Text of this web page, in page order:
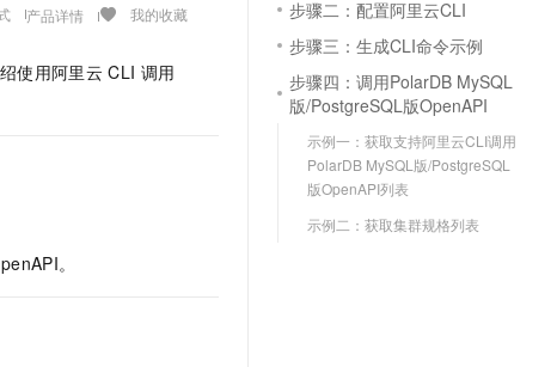
产品详情 我的收藏
使用阿里云 CLI 调用
。
步骤二：配置阿里云CLI
步骤三：生成CLI命令示例
步骤四：调用PolarDB MySQL
版/PostgreSQL版OpenAPI
示例一：获取支持阿里云CLI调用
PolarDB MySQL版/PostgreSQL
版OpenAPI列表
示例二：获取集群规格列表
语音识别与合成
Qwen3-TTS-Flash
Cosyvoice-V3-Flash
全托管，含MySQL、PostgreSQL、SQL Server、MariaDB多引擎
的智能体编程平台
实现全站HTTPS，呈现可信的WEB访问
短信服务
国内短信简单易用，安全可靠，秒级触达，全球覆盖200+国家和地区。
大数据开发治理平台 DataWorks
Data Agent 驱动的一站式 Data+AI 开发治理平台
DeepSeek-V4-Pro
署专属 QwenPaw
从聊天伙伴进化为能主动干活的本地数字员工
一键购买专属联机服务器，轻松开启游戏
漫剧工坊：一站式动画创作平台
快速生产连贯的高质量长漫剧
10 分钟搭建微信、支付宝小程序
高效部署网站，快速应用到小程序
视频创作，一键激活电商全链路生产力
站生成，高效打造优质广告素材
所见，即是所愿
AI 实训营
从基础到进阶，Agent 创客手把手教你
覆盖90%+业务场景，专享组合折扣价
公司注册
上云迁移
划
更多支持
合作伙伴培训与认证
查询合作伙伴
登录合作伙伴管理后台
镜像站
我要反馈